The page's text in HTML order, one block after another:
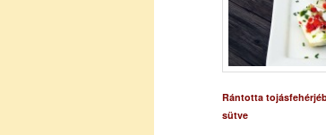
Rántotta
sütve